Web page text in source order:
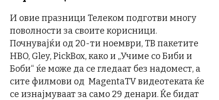
И овие празници Телеком подготви многу
поволности за своите корисници.
Почнувајќи од 20-ти ноември, ТВ пакетите
HBO, Gley, PickBox, како и „Учиме со Биби и
Боби“ ќе може да се гледаат без надомест, а
сите филмови од MagentaTV видеотеката ќе
се изнајмуваат за само 29 денари. Ќе бидат